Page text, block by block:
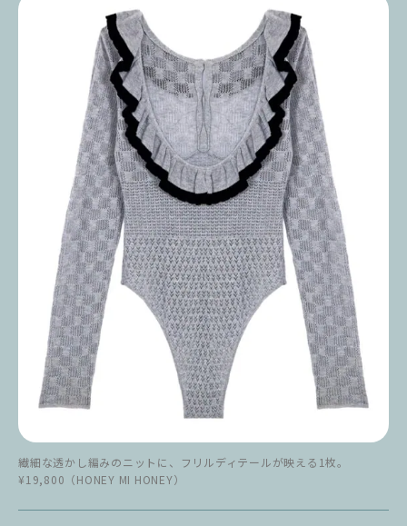
繊細な透かし編みのニットに、フリルディテールが映える1枚。
¥19,800（HONEY MI HONEY）